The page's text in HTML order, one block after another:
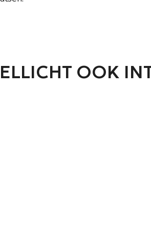
OOK